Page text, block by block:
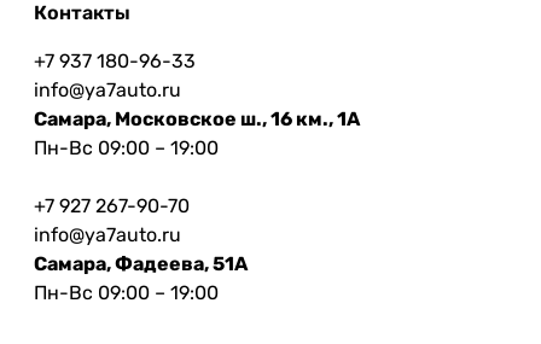
Контакты
+7 937 180-96-33
info@ya7auto.ru
Самара, Московское ш., 16 км., 1А
Пн-Вс 09:00 – 19:00
+7 927 267-90-70
info@ya7auto.ru
Самара, Фадеева, 51А
Пн-Вс 09:00 – 19:00